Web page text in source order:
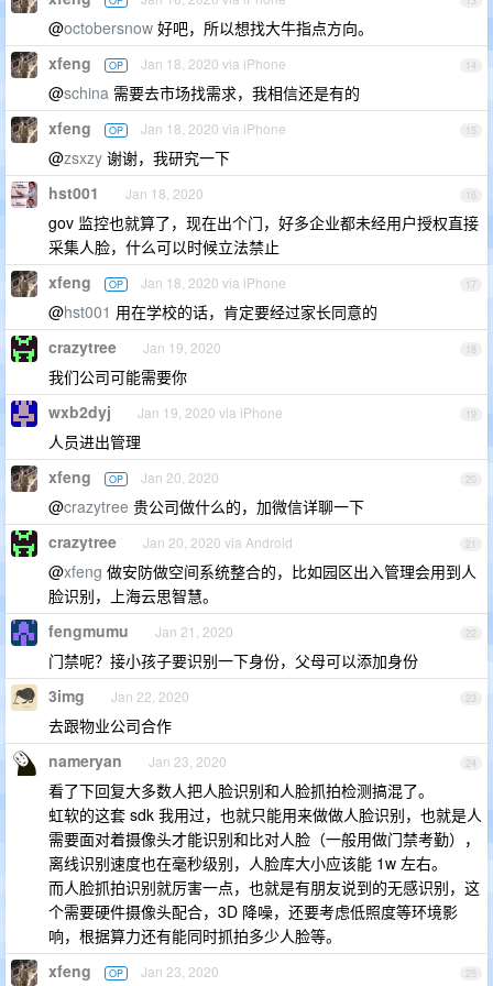
@octobersnow 好吧，所以想找大牛指点方向。
14
xfeng OP Jan 18, 2020 via iPhone
@schina 需要去市场找需求，我相信还是有的
15
xfeng OP Jan 18, 2020 via iPhone
@zsxzy 谢谢，我研究一下
16
hst001 Jan 18, 2020
gov 监控也就算了，现在出个门，好多企业都未经用户授权直接
采集人脸，什么可以时候立法禁止
17
xfeng OP Jan 18, 2020 via iPhone
@hst001 用在学校的话，肯定要经过家长同意的
18
crazytree Jan 19, 2020
我们公司可能需要你
19
wxb2dyj Jan 19, 2020 via iPhone
人员进出管理
20
xfeng OP Jan 20, 2020
@crazytree 贵公司做什么的，加微信详聊一下
21
crazytree Jan 20, 2020 via Android
@xfeng 做安防做空间系统整合的，比如园区出入管理会用到人
脸识别，上海云思智慧。
22
fengmumu Jan 21, 2020
门禁呢？接小孩子要识别一下身份，父母可以添加身份
23
3img Jan 22, 2020
去跟物业公司合作
24
nameryan Jan 23, 2020
看了下回复大多数人把人脸识别和人脸抓拍检测搞混了。
虹软的这套 sdk 我用过，也就只能用来做做人脸识别，也就是人
需要面对着摄像头才能识别和比对人脸（一般用做门禁考勤），
离线识别速度也在毫秒级别，人脸库大小应该能 1w 左右。
而人脸抓拍识别就厉害一点，也就是有朋友说到的无感识别，这
个需要硬件摄像头配合，3D 降噪，还要考虑低照度等环境影
响，根据算力还有能同时抓拍多少人脸等。
25
xfeng OP Jan 23, 2020